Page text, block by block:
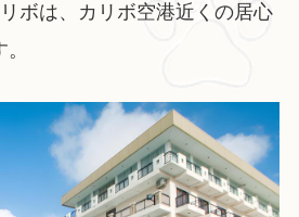
ボは、カリボ空港近くの居心